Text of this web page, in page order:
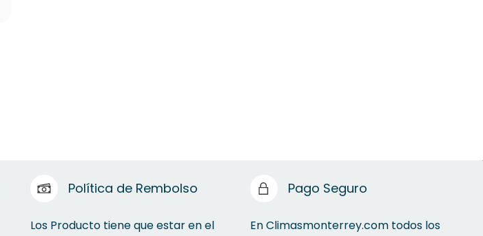
Política de Rembolso
Los Producto tiene que estar en el
Pago Seguro
En Climasmonterrey.com todos los